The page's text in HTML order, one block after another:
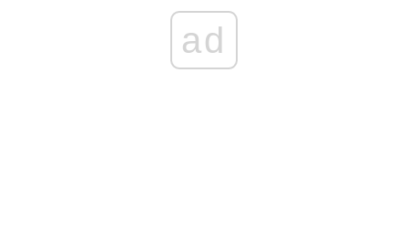
ad